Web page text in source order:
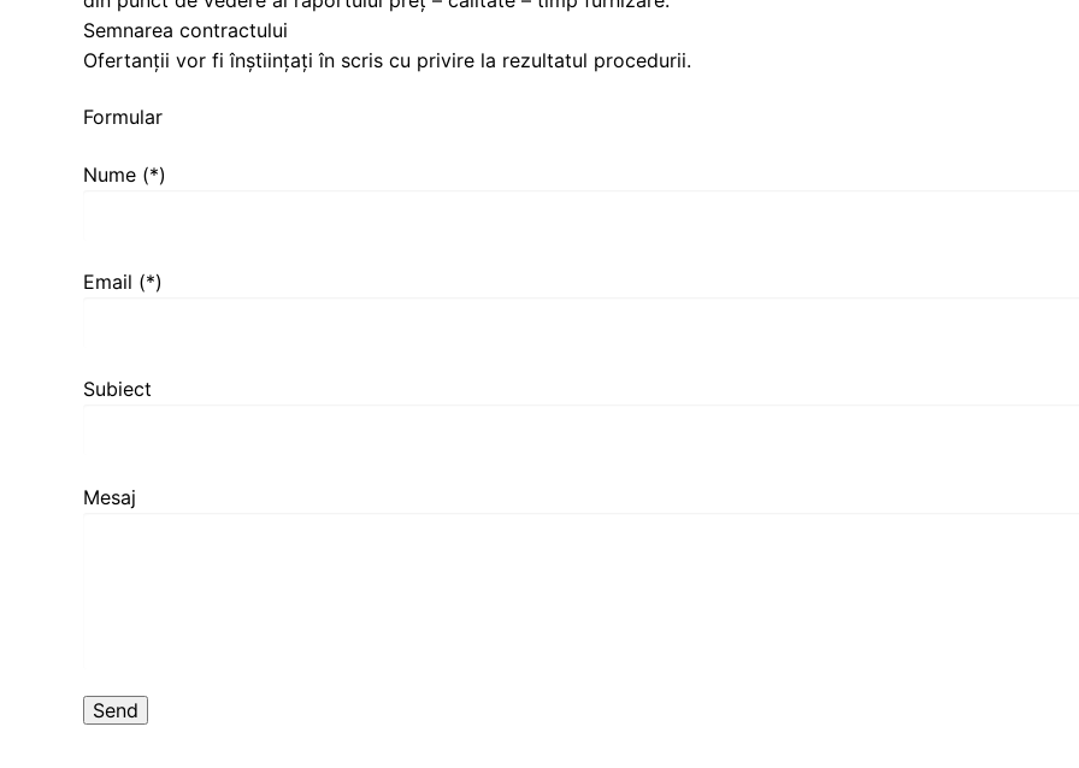
Semnarea contractului
Ofertanții vor fi înștiințați în scris cu privire la rezultatul procedurii.
Formular
Nume (*)
Email (*)
Subiect
Mesaj